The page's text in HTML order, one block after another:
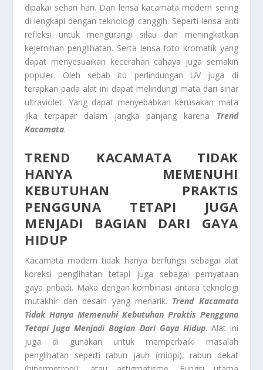
dipakai sehari hari. Dan lensa kacamata modern sering
di lengkapi dengan teknologi canggih. Seperti lensa anti
refleksi untuk mengurangi silau dan meningkatkan
kejernihan penglihatan. Serta lensa foto kromatik yang
dapat menyesuaikan kecerahan cahaya juga semakin
populer. Oleh sebab itu perlindungan UV juga di
terapkan pada alat ini dapat melindungi mata dari sinar
ultraviolet. Yang dapat menyebabkan kerusakan mata
jika terpapar dalam jangka panjang karena Trend
Kacamata.
TREND KACAMATA
TIDAK
HANYA MEMENUHI
KEBUTUHAN PRAKTIS
PENGGUNA TETAPI JUGA
MENJADI BAGIAN DARI GAYA
HIDUP
Kacamata modern tidak hanya berfungsi sebagai alat
koreksi penglihatan tetapi juga sebagai pernyataan
gaya pribadi. Maka dengan kombinasi antara teknologi
mutakhir dan desain yang menarik. Trend Kacamata
Tidak Hanya Memenuhi Kebutuhan Praktis Pengguna
Tetapi Juga Menjadi Bagian Dari Gaya Hidup. Alat ini
juga di gunakan untuk memperbaiki masalah
penglihatan seperti rabun jauh (miopi), rabun dekat